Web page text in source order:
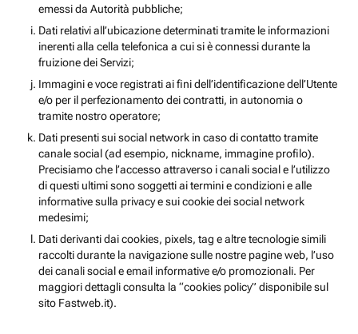
emessi da Autorità pubbliche;
Dati relativi all’ubicazione determinati tramite le informazioni
inerenti alla cella telefonica a cui si è connessi durante la
fruizione dei Servizi;
Immagini e voce registrati ai fini dell’identificazione dell’Utente
e/o per il perfezionamento dei contratti, in autonomia o
tramite nostro operatore;
Dati presenti sui social network in caso di contatto tramite
canale social (ad esempio, nickname, immagine profilo).
Precisiamo che l’accesso attraverso i canali social e l’utilizzo
di questi ultimi sono soggetti ai termini e condizioni e alle
informative sulla privacy e sui cookie dei social network
medesimi;
Dati derivanti dai cookies, pixels, tag e altre tecnologie simili
raccolti durante la navigazione sulle nostre pagine web, l’uso
dei canali social e email informative e/o promozionali. Per
maggiori dettagli consulta la “cookies policy” disponibile sul
sito Fastweb.it).